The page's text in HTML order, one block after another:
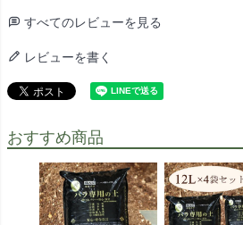
すべてのレビューを見る
レビューを書く
おすすめ商品